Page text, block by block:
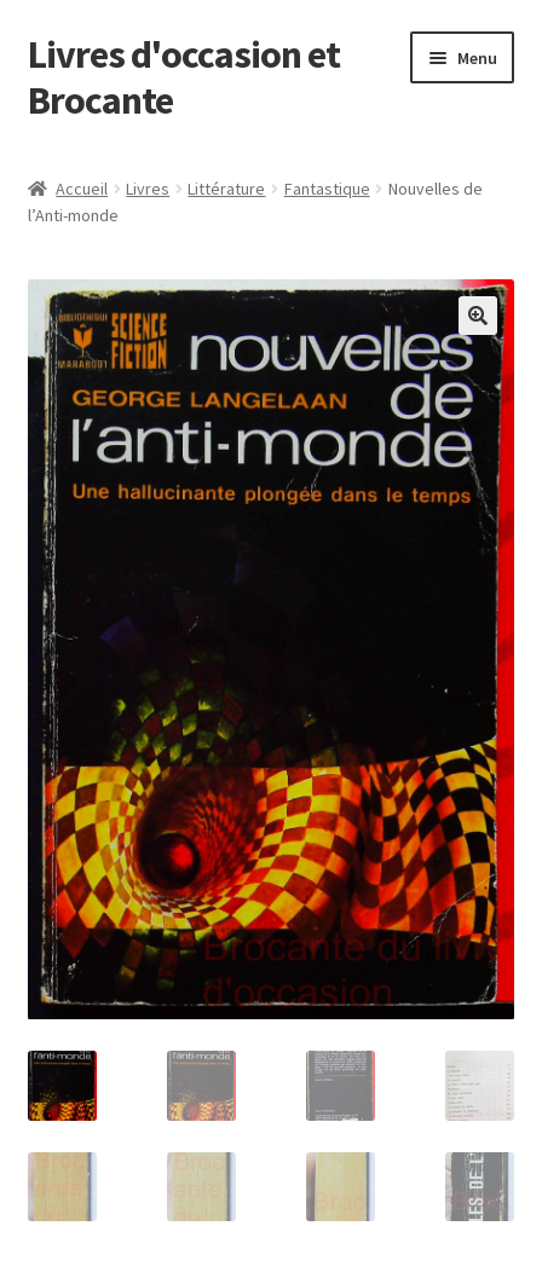
Aller
à
la
Aller
au
contenu
Livres d'occasion et
Brocante
Menu
Accueil Livres Littérature Fantastique
Nouvelles de
l’Anti-monde